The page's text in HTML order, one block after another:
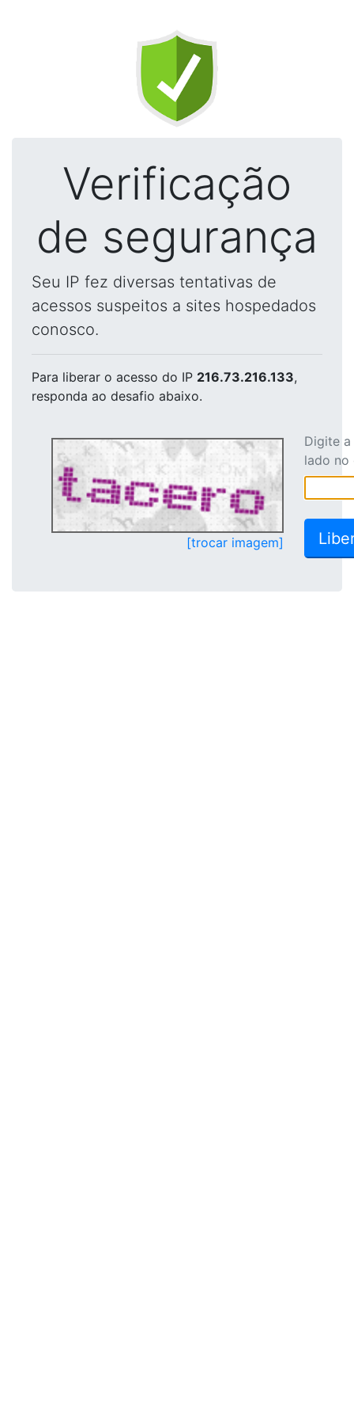
Verificação
de segurança
Seu IP fez diversas tentativas de
acessos suspeitos a sites hospedados
conosco.
Para liberar o acesso do IP 216.73.216.133,
responda ao desafio abaixo.
[trocar imagem]
Digite
lado no